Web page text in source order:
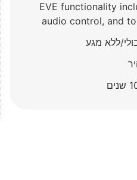
EVE functionality
audio control, and
ללא מגע